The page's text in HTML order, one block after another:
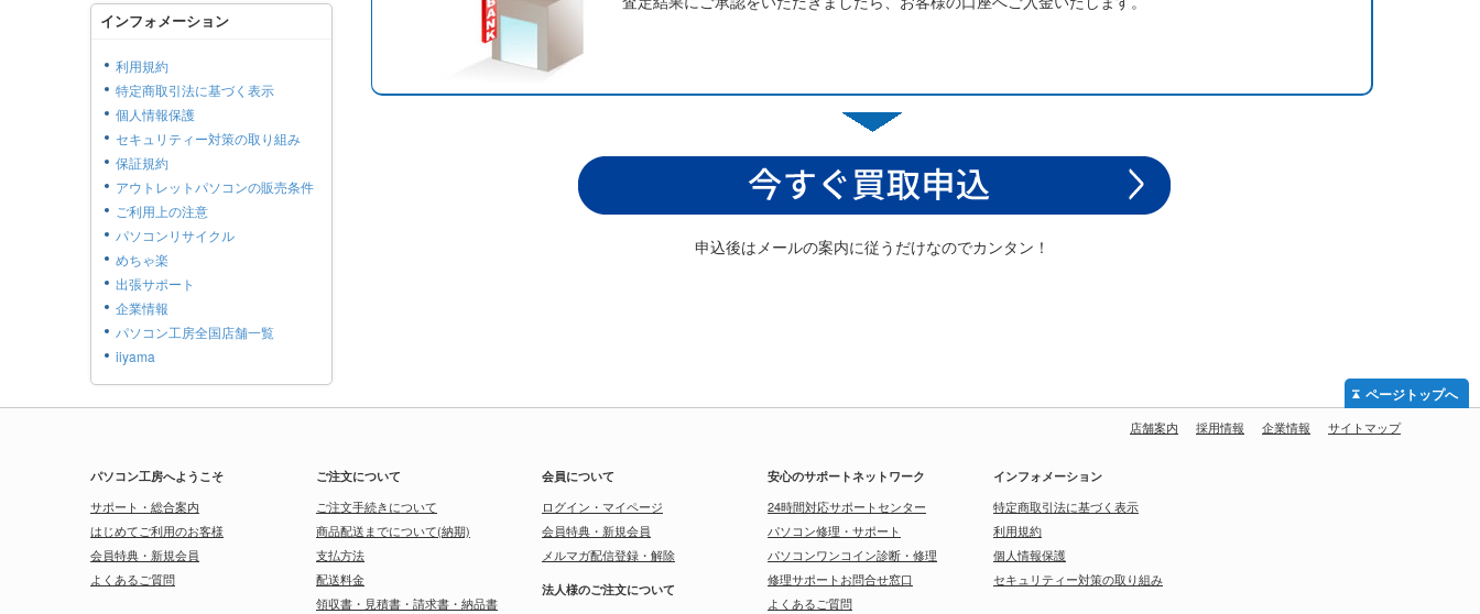
申込後はメールの案内に従うだけなのでカンタン！
インフォメーション
利用規約
特定商取引法に基づく表示
個人情報保護
セキュリティー対策の取り組み
保証規約
アウトレットパソコンの販売条件
ご利用上の注意
パソコンリサイクル
めちゃ楽
出張サポート
企業情報
パソコン工房全国店舗一覧
iiyama
店舗案内 採用情報 企業情報 サイトマップ
パソコン工房へようこそ
サポート・総合案内
はじめてご利用のお客様
会員特典・新規会員
よくあるご質問
ご注文について
ご注文手続きについて
商品配送までについて(納期)
支払方法
配送料金
領収書・見積書・請求書・納品書
会員について
ログイン・マイページ
会員特典・新規会員
メルマガ配信登録・解除
法人様のご注文について
安心のサポートネットワーク
24時間対応サポートセンター
パソコン修理・サポート
パソコンワンコイン診断・修理
修理サポートお問合せ窓口
よくあるご質問
インフォメーション
特定商取引法に基づく表示
利用規約
個人情報保護
セキュリティー対策の取り組み
ページトップへ